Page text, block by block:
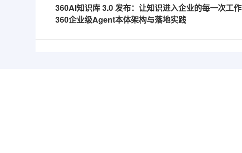
360AI知识库 3.0 发布：让知识进入企业的每一次工作
360企业级Agent本体架构与落地实践